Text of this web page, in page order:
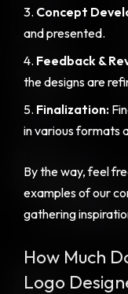
Concept
and presented.
Feedback &
the designs are
Finalization:
in various formats
By the way, feel
examples of our
gathering
How Much
Logo